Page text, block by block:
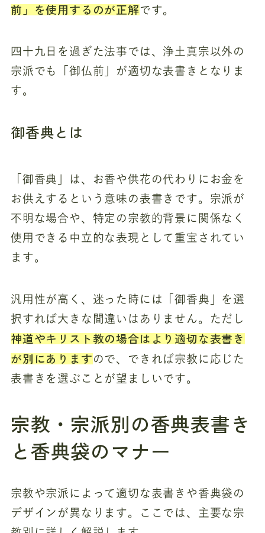
前」を使用するのが正解です。
四十九日を過ぎた法事では、浄土真宗以外の
宗派でも「御仏前」が適切な表書きとなりま
す。
御香典とは
「御香典」は、お香や供花の代わりにお金を
お供えするという意味の表書きです。宗派が
不明な場合や、特定の宗教的背景に関係なく
使用できる中立的な表現として重宝されてい
ます。
汎用性が高く、迷った時には「御香典」を選
択すれば大きな間違いはありません。ただし
神道やキリスト教の場合はより適切な表書き
が別にありますので、できれば宗教に応じた
表書きを選ぶことが望ましいです。
宗教・宗派別の香典表書き
と香典袋のマナー
宗教や宗派によって適切な表書きや香典袋の
デザインが異なります。ここでは、主要な宗